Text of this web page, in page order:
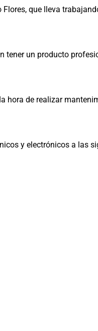
que lleva
tener un producto
hora de realizar
y electrónicos a las